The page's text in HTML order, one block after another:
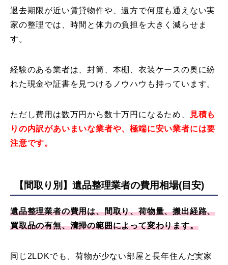
退去期限が近い賃貸物件や、遠方で何度も通えない実
家の整理では、時間と体力の負担を大きく減らせま
す。
経験のある業者は、封筒、本棚、衣装ケースの奥に紛
れた現金や証書を見つけるノウハウも持っています。
ただし費用は数万円から数十万円になるため、
見積も
りの内訳があいまいな業者や、極端に安い業者には要
注意です。
【間取り別】遺品整理業者の費用相場(目安)
遺品整理業者の費用は、間取り、荷物量、搬出経路、
買取品の有無、清掃の範囲によって変わります。
同じ2LDKでも、荷物が少ない部屋と長年住んだ実家